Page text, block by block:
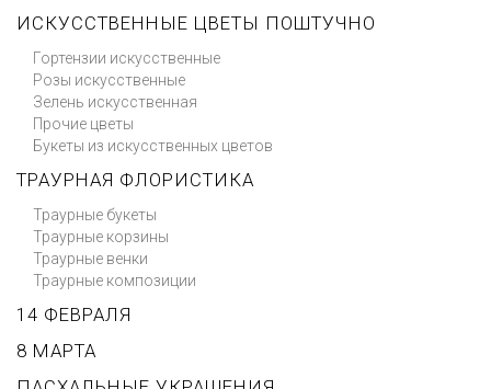
ИСКУССТВЕННЫЕ ЦВЕТЫ ПОШТУЧНО
Гортензии искусственные
Розы искусственные
Зелень искусственная
Прочие цветы
Букеты из искусственных цветов
ТРАУРНАЯ ФЛОРИСТИКА
Траурные букеты
Траурные корзины
Траурные венки
Траурные композиции
14 ФЕВРАЛЯ
8 МАРТА